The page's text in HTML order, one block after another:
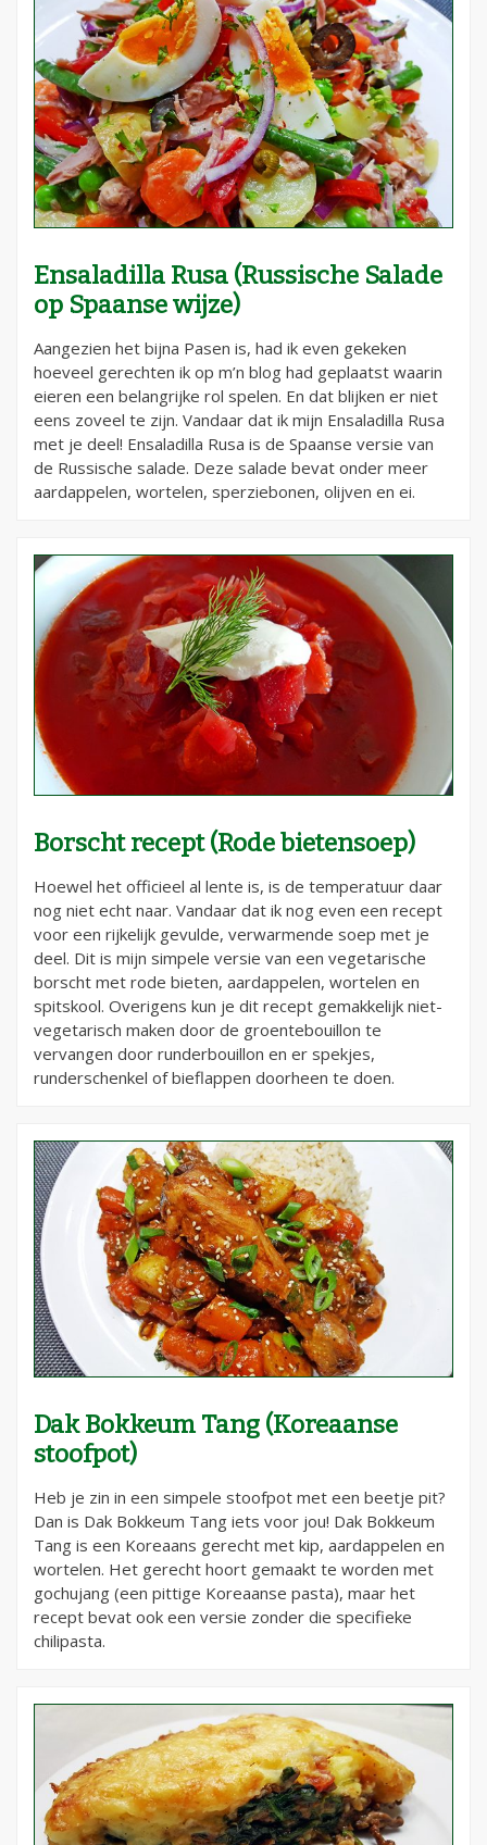
Ensaladilla Rusa (Russische Salade
op Spaanse wijze)
Aangezien het bijna Pasen is, had ik even gekeken
hoeveel gerechten ik op m’n blog had geplaatst waarin
eieren een belangrijke rol spelen. En dat blijken er niet
eens zoveel te zijn. Vandaar dat ik mijn Ensaladilla Rusa
met je deel! Ensaladilla Rusa is de Spaanse versie van
de Russische salade. Deze salade bevat onder meer
aardappelen, wortelen, sperziebonen, olijven en ei.
Borscht recept (Rode bietensoep)
Hoewel het officieel al lente is, is de temperatuur daar
nog niet echt naar. Vandaar dat ik nog even een recept
voor een rijkelijk gevulde, verwarmende soep met je
deel. Dit is mijn simpele versie van een vegetarische
borscht met rode bieten, aardappelen, wortelen en
spitskool. Overigens kun je dit recept gemakkelijk niet-
vegetarisch maken door de groentebouillon te
vervangen door runderbouillon en er spekjes,
runderschenkel of bieflappen doorheen te doen.
Dak Bokkeum Tang (Koreaanse
stoofpot)
Heb je zin in een simpele stoofpot met een beetje pit?
Dan is Dak Bokkeum Tang iets voor jou! Dak Bokkeum
Tang is een Koreaans gerecht met kip, aardappelen en
wortelen. Het gerecht hoort gemaakt te worden met
gochujang (een pittige Koreaanse pasta), maar het
recept bevat ook een versie zonder die specifieke
chilipasta.